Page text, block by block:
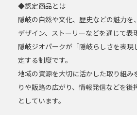
◆認定商品とは
隠岐の自然や文化、歴史などの魅力を
デザイン、ストーリーなどを通じて表
隠岐ジオパークが「隠岐らしさを表現
定する制度です。
地域の資源を大切に活かした取り組み
りや販路の広がり、情報発信などを後
としています。